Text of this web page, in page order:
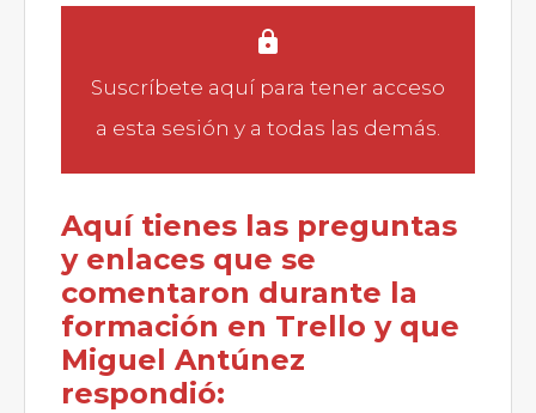
Suscríbete aquí para tener acceso
a esta sesión y a todas las demás.
Aquí tienes las preguntas
y enlaces que se
comentaron durante la
formación en Trello y que
Miguel Antúnez
respondió: